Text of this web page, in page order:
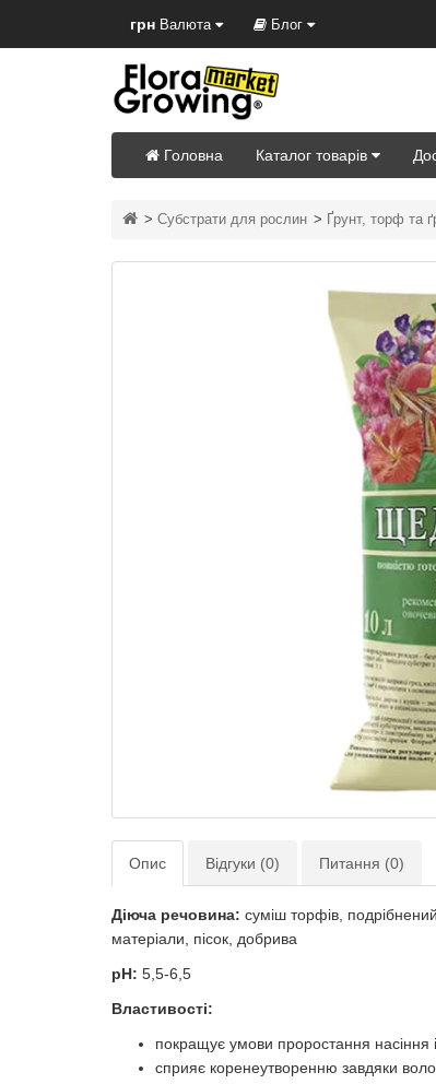
грн Валюта Блог
Головна Каталог товарів
Субстрати для рослин Ґрунт, торф та
Опис Відгуки (0) Питання (0)
Діюча речовина: суміш торфів,
матеріали, пісок, добрива
pH: 5,5-6,5
Властивості:
покращує умови проростання насіння
сприяє коренеутворенню завдяки